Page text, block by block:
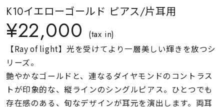
ファッションテイス
ト
着用シーン
コレクション
K10イエローゴールド ピアス/片耳用
¥22,000 (tax in)
【Ray of light】光を受けてより一層美しい輝きを放つシ
リーズ。
艶やかなゴールドと、連なるダイヤモンドのコントラス
トが印象的な、縦ラインのシングルピアス。ひとつでも
存在感のある、旬なデザインが耳元を演出します。両耳